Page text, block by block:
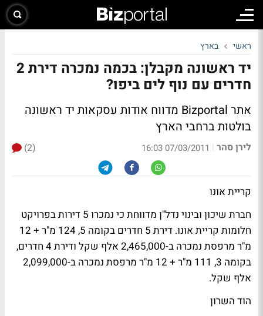
ראשי בארץ
יד ראשונה מקבלן: בכמה נמכרה דירת 2
חדרים עם נוף לים ביפו?
אתר Bizportal מדווח אודות עסקאות יד ראשונה
בולטות ברחבי הארץ
לירן סהר |
07/03/2011 16:03
(2)
קריית אונו
חברת שיכון ובינוי נדל"ן מדווחת כי נמכרו 5 דירות בפרויקט
חלומות קריית אונו. דירת 5 חדרים בקומה 5, 124 מ"ר + 12
מ"ר מרפסת נמכרה ב-2,465,000 אלף שקל ודירת 4 חדרים,
בקומה 3, 111 מ"ר + 12 מ"ר מרפסת נמכרה ב-2,099,000
אלף שקל.
הוד השרון